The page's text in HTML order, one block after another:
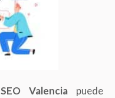
Valenciapuede